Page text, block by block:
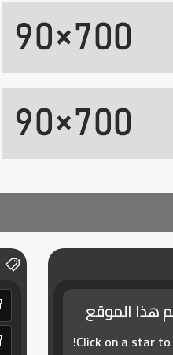
هذا الموقع
Click on a star